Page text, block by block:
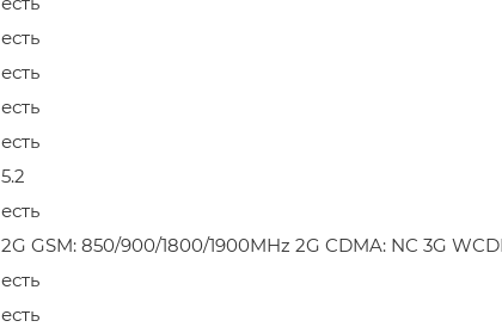
есть
есть
есть
есть
5.2
есть
2G GSM: 850/900/1800/1900MHz 2G CDMA: NC 3G
есть
есть